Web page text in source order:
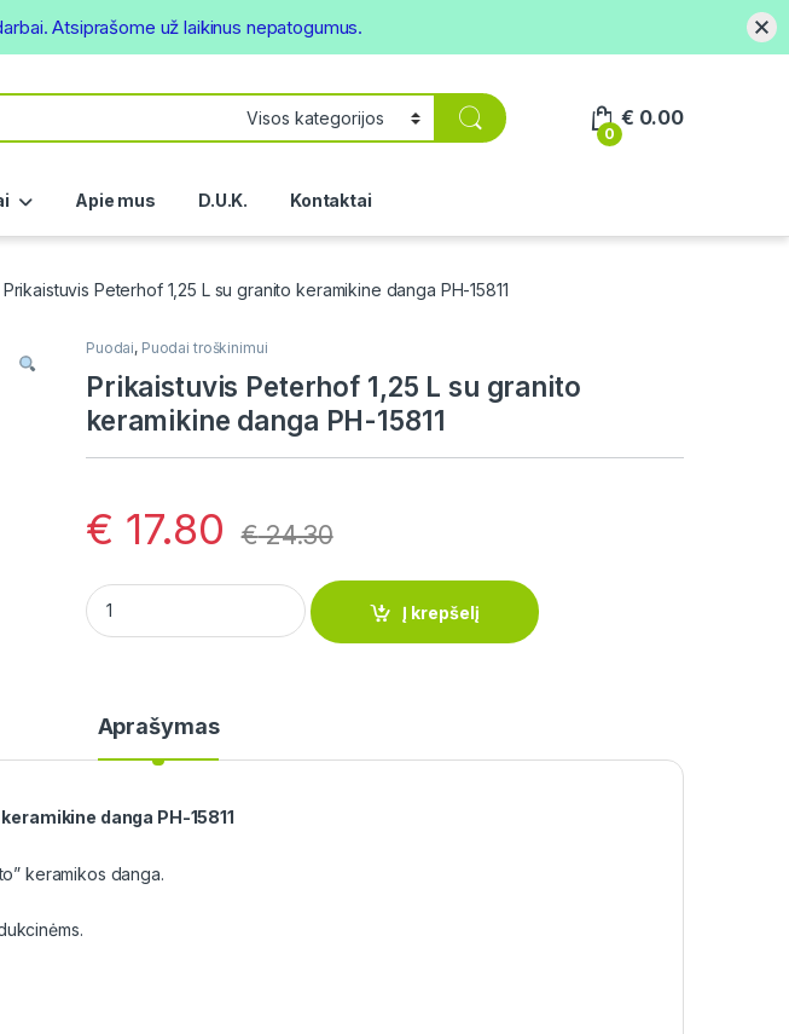
0
€ 0.00
Apie mus D.U.K. Kontaktai
Prikaistuvis Peterhof 1,25 L su granito keramikine danga PH-15811
Puodai, Puodai troškinimui
Prikaistuvis Peterhof 1,25 L su granito
keramikine danga PH-15811
€ 17.80 €24.30
Prikaistuvis Peterhof 1,25 L su granito keramikine danga PH-15811 quantity
Į krepšelį
Aprašymas
danga PH-15811
keramikos danga.
Atsiprašome už laikinus nepatogumus.